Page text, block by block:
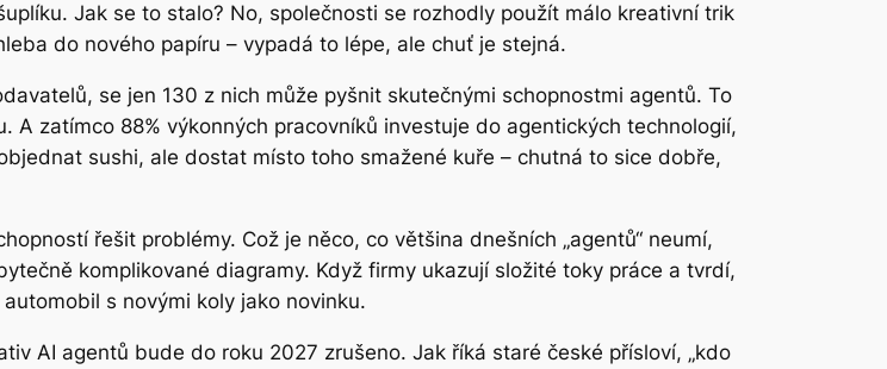
Jak se to stalo? No, společnosti se rozhodly použít málo kreativní trik
do nového papíru – vypadá to lépe, ale chuť je stejná.
se jen 130 z nich může pyšnit skutečnými schopnostmi agentů. To
zatímco 88% výkonných pracovníků investuje do agentických technologií,
sushi, ale dostat místo toho smažené kuře – chutná to sice dobře,
řešit problémy. Což je něco, co většina dnešních „agentů“ neumí,
komplikované diagramy. Když firmy ukazují složité toky práce a tvrdí,
s novými koly jako novinku.
AI agentů bude do roku 2027 zrušeno. Jak říká staré české přísloví, „kdo